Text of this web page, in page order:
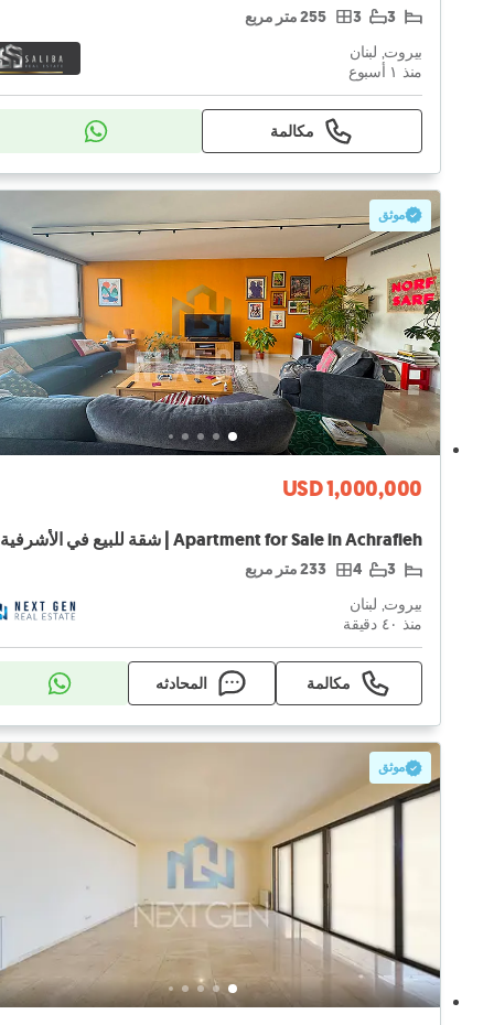
3
3 255 متر مربع
بيروت, لبنان
منذ ١ أسبوع
مكالمة
موثق
USD 1,000,000
Apartment for Sale in Achrafieh | شقة للبيع في الأشرفية
3
4 233 متر مربع
بيروت, لبنان
منذ ٤۰ دقيقة
مكالمة المحادثه
موثق